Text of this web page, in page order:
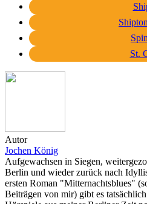
St.
Autor
Jochen König
Aufgewachsen in Siegen,
Berlin und wieder zurück nach
ersten Roman "Mitternachtsblues"
Beiträgen von mir) gibt es